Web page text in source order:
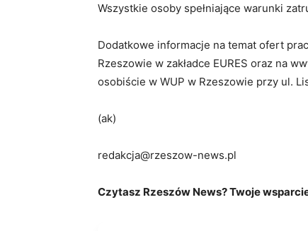
Wszystkie osoby spełniające warunki
Dodatkowe informacje na temat ofert
Rzeszowie w zakładce EURES oraz na
osobiście w WUP w Rzeszowie przy ul.
(ak)
redakcja@rzeszow-news.pl
Czytasz Rzeszów News? Twoje